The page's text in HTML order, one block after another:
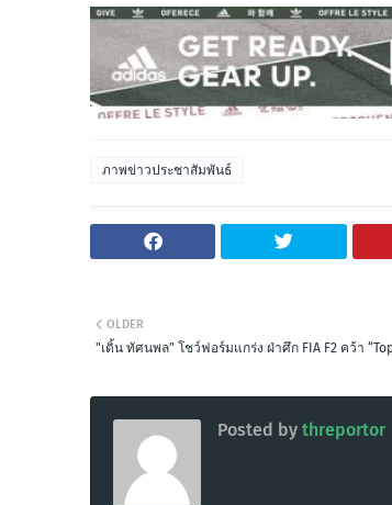
ภาพข่าวประชาสัมพันธ์
OLDER
"เติ้น ทัศนพล" โชว์ฟอร์มแกร่ง ฝ่าศึก FIA F2 คว้า
Posted by threportor